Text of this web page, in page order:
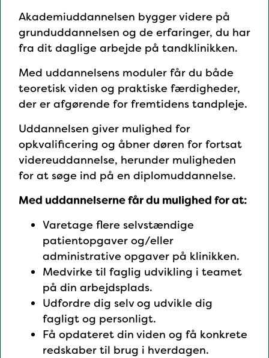
Akademiuddannelsen bygger videre på
grunduddannelsen og de erfaringer, du har
fra dit daglige arbejde på tandklinikken.
Med uddannelsens moduler får du både
teoretisk viden og praktiske færdigheder,
der er afgørende for fremtidens tandpleje.
Uddannelsen giver mulighed for
opkvalificering og åbner døren for fortsat
videreuddannelse, herunder muligheden
for at søge ind på en diplomuddannelse.
Med uddannelserne får du mulighed for at:
Varetage flere selvstændige
patientopgaver og/eller
administrative opgaver på klinikken.
Medvirke til faglig udvikling i teamet
på din arbejdsplads.
Udfordre dig selv og udvikle dig
fagligt og personligt.
Få opdateret din viden og få konkrete
redskaber til brug i hverdagen.